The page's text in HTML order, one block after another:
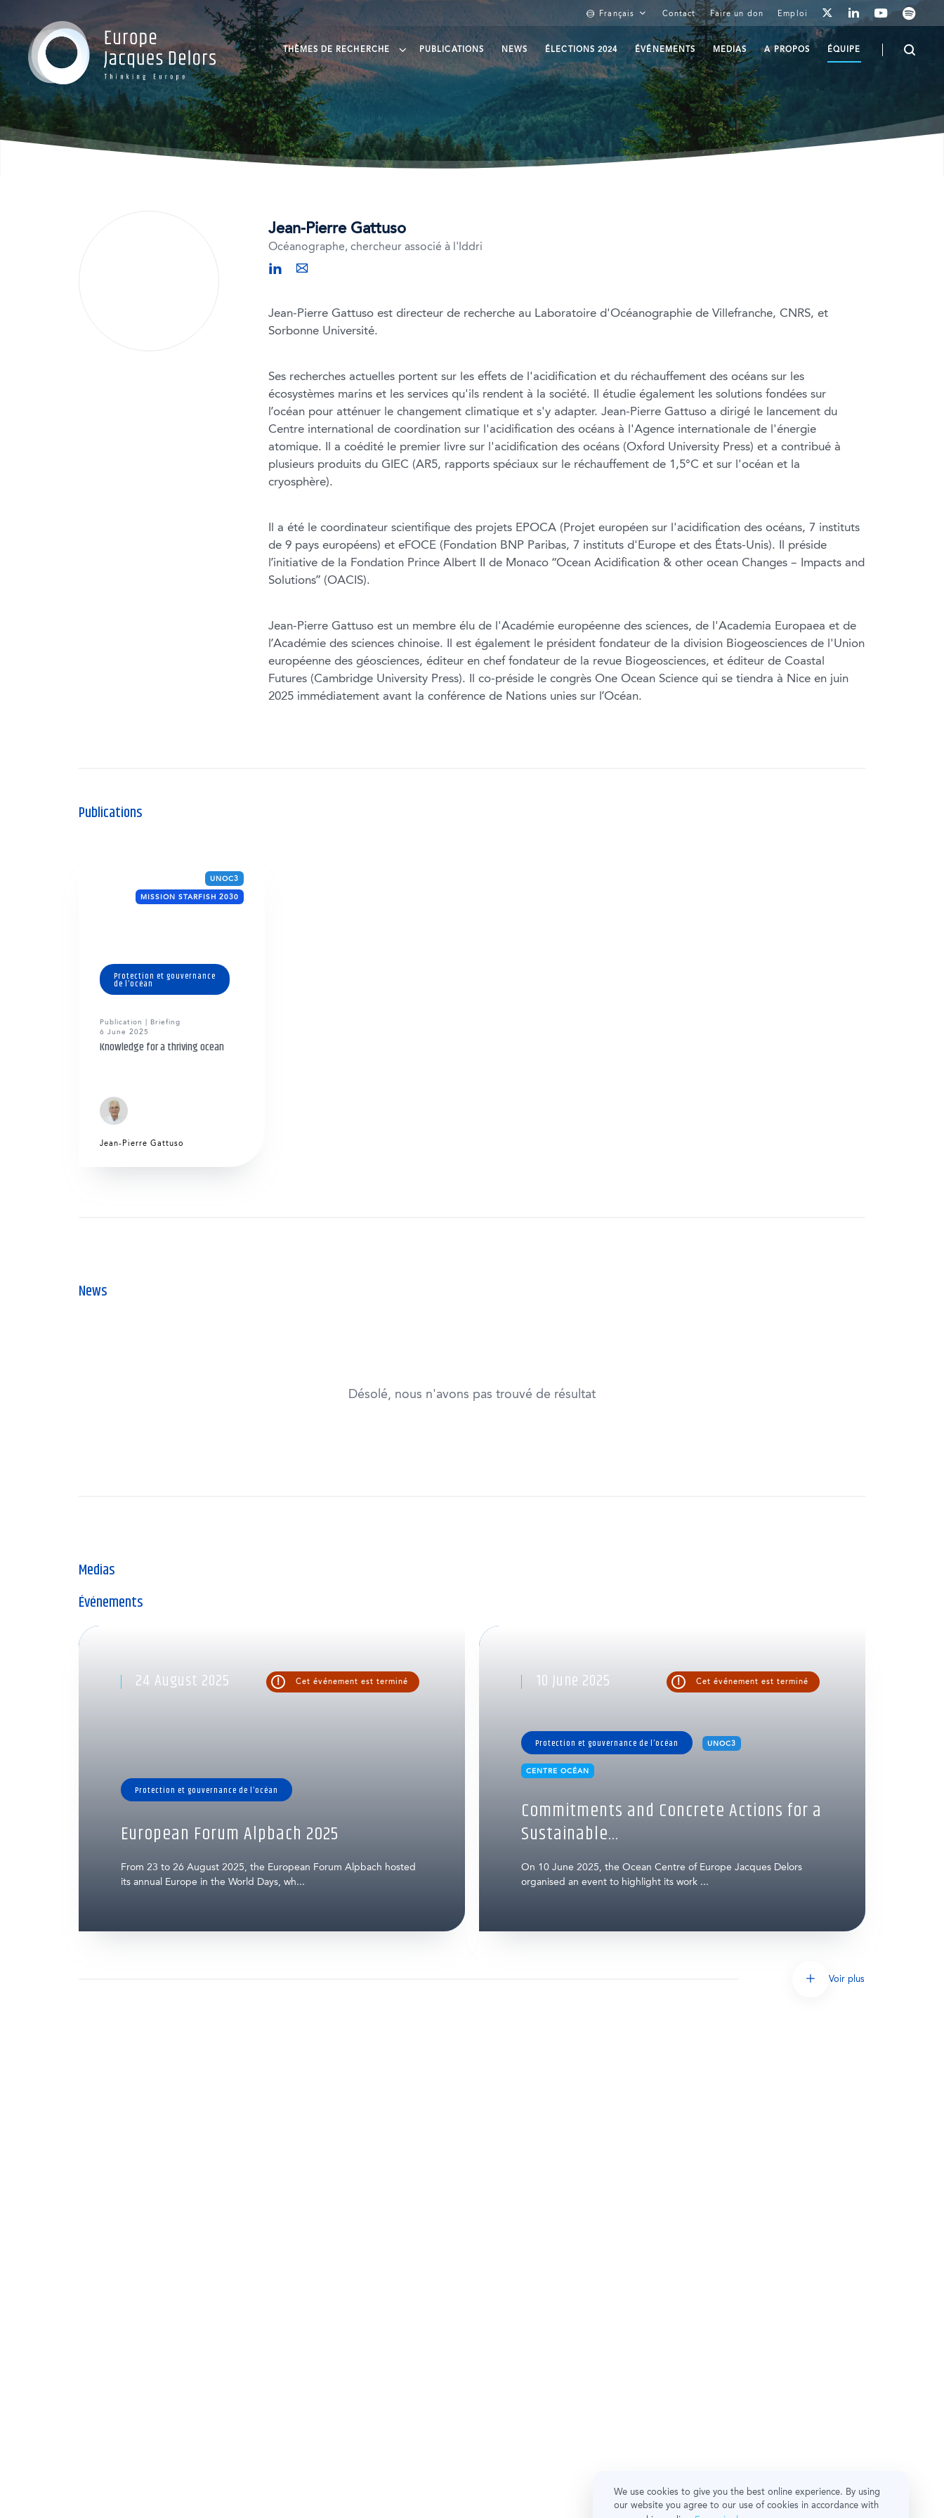
Français Contact Faire un don Emploi twitterlinkedinyoutubespotify
THÈMES DE RECHERCHE
Finance Verte
Protection et gouvernance de l’océan
Verdir l'agroalimentaire
Verdissement des politiques commerciales
PUBLICATIONS NEWS ÉLECTIONS 2024 ÉVÉNEMENTS MEDIAS A PROPOS ÉQUIPE
Jean-Pierre Gattuso
Océanographe, chercheur associé à l'Iddri
linkedin
mail
Jean-Pierre Gattuso est directeur de recherche au Laboratoire d'Océanographie de Villefranche, CNRS, et
Sorbonne Université.
Ses recherches actuelles portent sur les effets de l'acidification et du réchauffement des océans sur les
écosystèmes marins et les services qu'ils rendent à la société. Il étudie également les solutions fondées sur
l’océan pour atténuer le changement climatique et s'y adapter. Jean-Pierre Gattuso a dirigé le lancement du
Centre international de coordination sur l'acidification des océans à l'Agence internationale de l'énergie
atomique. Il a coédité le premier livre sur l'acidification des océans (Oxford University Press) et a contribué à
plusieurs produits du GIEC (AR5, rapports spéciaux sur le réchauffement de 1,5°C et sur l'océan et la
cryosphère).
Il a été le coordinateur scientifique des projets EPOCA (Projet européen sur l'acidification des océans, 7 instituts
de 9 pays européens) et eFOCE (Fondation BNP Paribas, 7 instituts d'Europe et des États-Unis). Il préside
l’initiative de la Fondation Prince Albert II de Monaco “Ocean Acidification & other ocean Changes – Impacts and
Solutions” (OACIS).
Jean-Pierre Gattuso est un membre élu de l'Académie européenne des sciences, de l'Academia Europaea et de
l’Académie des sciences chinoise. Il est également le président fondateur de la division Biogeosciences de l'Union
européenne des géosciences, éditeur en chef fondateur de la revue Biogeosciences, et éditeur de Coastal
Futures (Cambridge University Press). Il co-préside le congrès One Ocean Science qui se tiendra à Nice en juin
2025 immédiatement avant la conférence de Nations unies sur l’Océan.
Publications
UNOC3
MISSION STARFISH 2030
Knowledge for a thriving ocean
Protection et gouvernance
de l’océan
Publication | Briefing
6 June 2025
Jean-Pierre Gattuso
News
Désolé, nous n'avons pas trouvé de résultat
Medias
Événements
24 August 2025 ! Cet événement est terminé
Protection et gouvernance de l’océan
European Forum Alpbach 2025
From 23 to 26 August 2025, the European Forum Alpbach hosted
its annual Europe in the World Days, wh...
10 June 2025 ! Cet événement est terminé
Protection et gouvernance de l’océan UNOC3
CENTRE OCÉAN
Commitments and Concrete Actions for a
Sustainable...
On 10 June 2025, the Ocean Centre of Europe Jacques Delors
organised an event to highlight its work ...
Voir plus
We use cookies to give you the best online experience. By using
our website you agree to our use of cookies in accordance with